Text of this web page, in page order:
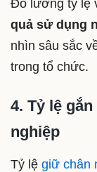
Đo lường tỷ lệ
quả sử dụng
nhìn sâu sắc
trong tổ chức.
4. Tỷ lệ
nghiệp
Tỷ lệ giữ chân